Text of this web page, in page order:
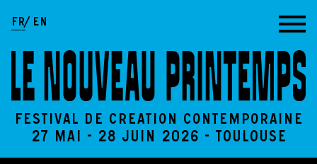
FR EN
Festival de création contemporaine
27 Mai - 28 Juin 2026 - Toulouse